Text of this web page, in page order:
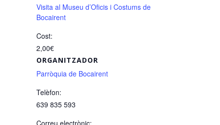
Visita al Museu d’Oficis i Costums de
Bocairent
Cost:
2,00€
ORGANITZADOR
Parròquia de Bocairent
Telèfon:
639 835 593
Correu electrònic: